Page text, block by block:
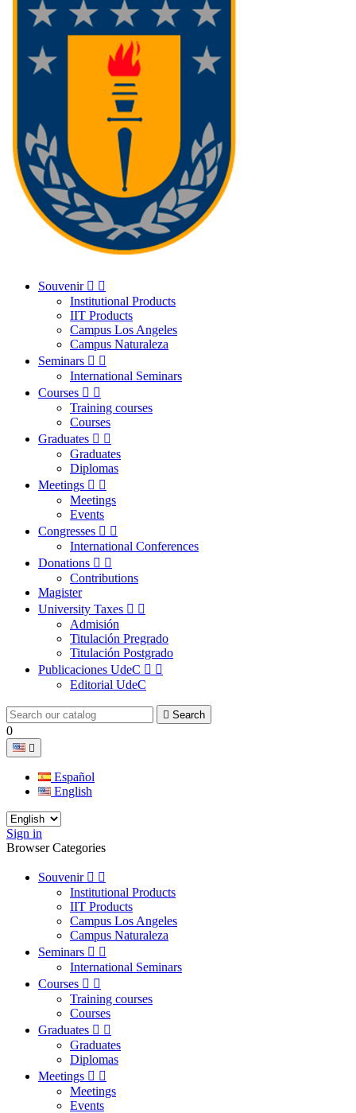
Souvenir  
Institutional Products
IIT Products
Campus Los Angeles
Campus Naturaleza
Seminars  
International Seminars
Courses  
Training courses
Courses
Graduates  
Graduates
Diplomas
Meetings  
Meetings
Events
Congresses  
International Conferences
Donations  
Contributions
Magister
University Taxes  
Admisión
Titulación Pregrado
Titulación Postgrado
Publicaciones UdeC  
Editorial UdeC
 Search
0

Español
English
Sign in
Browser Categories
Souvenir  
Institutional Products
IIT Products
Campus Los Angeles
Campus Naturaleza
Seminars  
International Seminars
Courses  
Training courses
Courses
Graduates  
Graduates
Diplomas
Meetings  
Meetings
Events